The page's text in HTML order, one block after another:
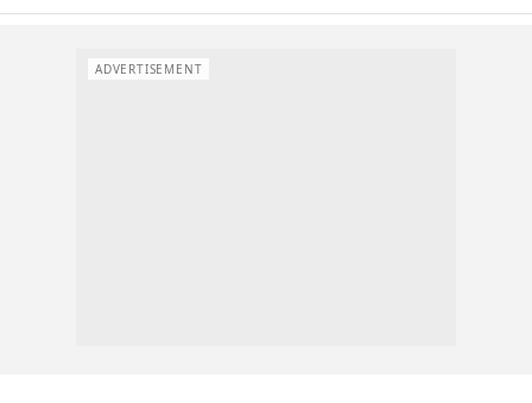
ADVERTISEMENT